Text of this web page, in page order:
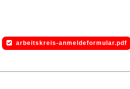
arbeitskreis-anmeldeformular.pdf